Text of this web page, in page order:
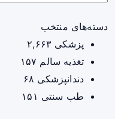
دسته‌های منتخب
پزشکی ۲,۶۶۳
تغذیه سالم ۱۵۷
دندانپزشکی ۶۸
طب سنتی ۱۵۱